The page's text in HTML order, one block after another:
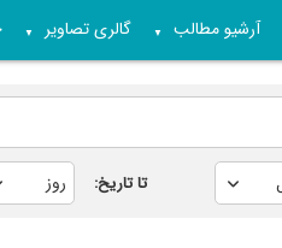
آرشیو مطالب ▼ گالری تصاویر ▼
تا تاریخ: